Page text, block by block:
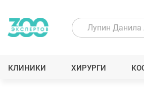
КЛИНИКИ ХИРУРГИ